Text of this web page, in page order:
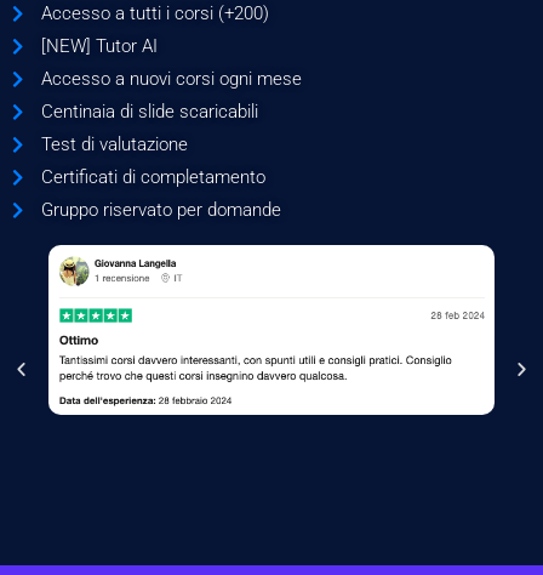
Accesso a tutti i corsi (+200)
[NEW] Tutor AI
Accesso a nuovi corsi ogni mese
Centinaia di slide scaricabili
Test di valutazione
Certificati di completamento
Gruppo riservato per domande